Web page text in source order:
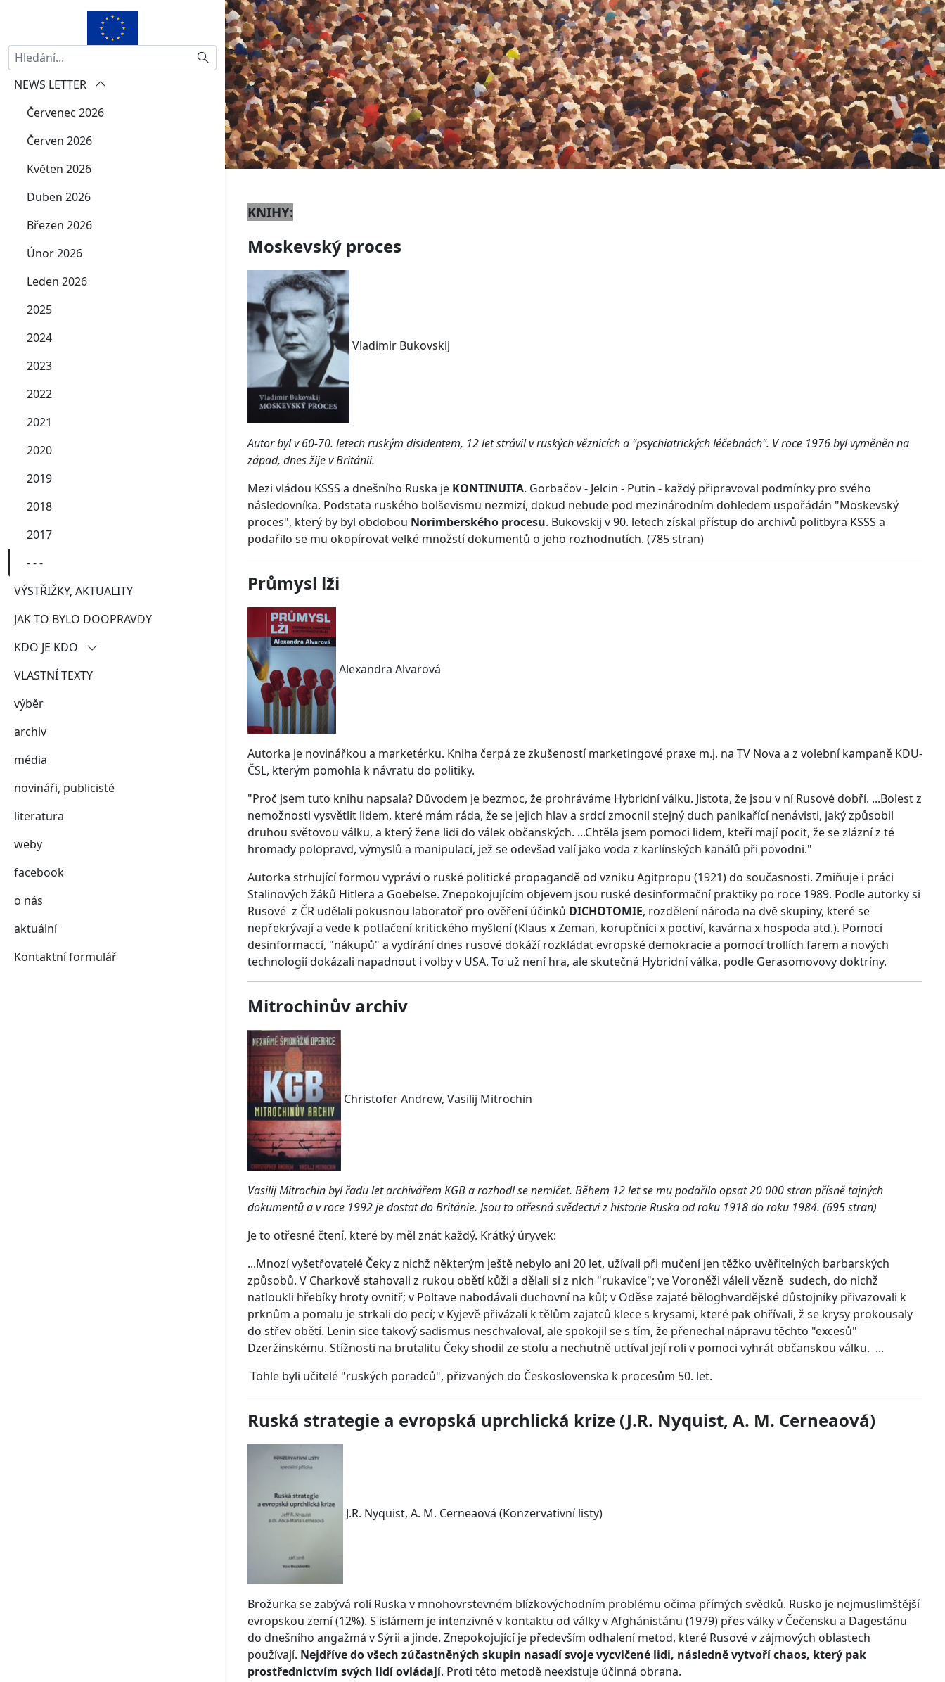
NEWS LETTER
Červenec 2026
Červen 2026
Květen 2026
Duben 2026
Březen 2026
Únor 2026
Leden 2026
2025
2024
2023
2022
2021
2020
2019
2018
2017
- - -
VÝSTŘIŽKY, AKTUALITY
JAK TO BYLO DOOPRAVDY
KDO JE KDO
demokraté
putinovy páté kolony
šedá zóna
VLASTNÍ TEXTY
výběr
archiv
média
novináři, publicisté
literatura
weby
facebook
o nás
aktuální
Kontaktní formulář
Hledat
KNIHY:
Moskevský proces
Vladimir Bukovskij
Autor byl v 60-70. letech ruským disidentem, 12 let strávil v ruských věznicích a "psychiatrických léčebnách". V roce 1976 byl vyměněn na
západ, dnes žije v Británii.
Mezi vládou KSSS a dnešního Ruska je KONTINUITA. Gorbačov - Jelcin - Putin - každý připravoval podmínky pro svého
následovníka. Podstata ruského bolševismu nezmizí, dokud nebude pod mezinárodním dohledem uspořádán "Moskevský
proces", který by byl obdobou Norimberského procesu. Bukovskij v 90. letech získal přístup do archivů politbyra KSSS a
podařilo se mu okopírovat velké množstí dokumentů o jeho rozhodnutích. (785 stran)
Průmysl lži
Alexandra Alvarová
Autorka je novinářkou a marketérku. Kniha čerpá ze zkušeností marketingové praxe m.j. na TV Nova a z volební kampaně KDU-
ČSL, kterým pomohla k návratu do politiky.
"Proč jsem tuto knihu napsala? Důvodem je bezmoc, že prohráváme Hybridní válku. Jistota, že jsou v ní Rusové dobří. ...Bolest z
nemožnosti vysvětlit lidem, které mám ráda, že se jejich hlav a srdcí zmocnil stejný duch panikařící nenávisti, jaký způsobil
druhou světovou válku, a který žene lidi do válek občanských. ...Chtěla jsem pomoci lidem, kteří mají pocit, že se zlázní z té
hromady polopravd, výmyslů a manipulací, jež se odevšad valí jako voda z karlínských kanálů při povodni."
Autorka strhující formou vypráví o ruské politické propagandě od vzniku Agitpropu (1921) do současnosti. Zmiňuje i práci
Stalinových žáků Hitlera a Goebelse. Znepokojujícím objevem jsou ruské desinformační praktiky po roce 1989. Podle autorky si
Rusové z ČR udělali pokusnou laboratoř pro ověření účinků DICHOTOMIE, rozdělení národa na dvě skupiny, které se
nepřekrývají a vede k potlačení kritického myšlení (Klaus x Zeman, korupčníci x poctiví, kavárna x hospoda atd.). Pomocí
desinformaccí, "nákupů" a vydírání dnes rusové dokáží rozkládat evropské demokracie a pomocí trollích farem a nových
technologií dokázali napadnout i volby v USA. To už není hra, ale skutečná Hybridní válka, podle Gerasomovovy doktríny.
Mitrochinův archiv
Christofer Andrew, Vasilij Mitrochin
Vasilij Mitrochin byl řadu let archivářem KGB a rozhodl se nemlčet. Během 12 let se mu podařilo opsat 20 000 stran přísně tajných
dokumentů a v roce 1992 je dostat do Británie. Jsou to otřesná svědectvi z historie Ruska od roku 1918 do roku 1984. (695 stran)
Je to otřesné čtení, které by měl znát každý. Krátký úryvek:
...Mnozí vyšetřovatelé Čeky z nichž některým ještě nebylo ani 20 let, užívali při mučení jen těžko uvěřitelných barbarských
způsobů. V Charkově stahovali z rukou obětí kůži a dělali si z nich "rukavice"; ve Voroněži váleli vězně sudech, do nichž
natloukli hřebíky hroty ovnitř; v Poltave nabodávali duchovní na kůl; v Oděse zajaté běloghvardějské důstojníky přivazovali k
prknům a pomalu je strkali do pecí; v Kyjevě přivázali k tělům zajatců klece s krysami, které pak ohřívali, ž se krysy prokousaly
do střev obětí. Lenin sice takový sadismus neschvaloval, ale spokojil se s tím, že přenechal nápravu těchto "excesů"
Dzeržinskému. Stížnosti na brutalitu Čeky shodil ze stolu a nechutně uctíval její roli v pomoci vyhrát občanskou válku. ...
Tohle byli učitelé "ruských poradců", přizvaných do Československa k procesům 50. let.
Ruská strategie a evropská uprchlická krize (J.R. Nyquist, A. M. Cerneaová)
J.R. Nyquist, A. M. Cerneaová (Konzervativní listy)
Brožurka se zabývá rolí Ruska v mnohovrstevném blízkovýchodním problému očima přímých svědků. Rusko je nejmuslimštější
evropskou zemí (12%). S islámem je intenzivně v kontaktu od války v Afghánistánu (1979) přes války v Čečensku a Dagestánu
do dnešního angažmá v Sýrii a jinde. Znepokojující je především odhalení metod, které Rusové v zájmových oblastech
používají. Nejdříve do všech zúčastněných skupin nasadí svoje vycvičené lidi, následně vytvoří chaos, který pak
prostřednictvím svých lidí ovládají. Proti této metodě neexistuje účinná obrana.